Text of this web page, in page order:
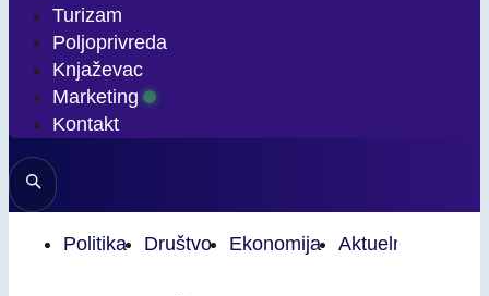
Turizam
Poljoprivreda
Knjaževac
Marketing
Kontakt
Politika Društvo Ekonomija Aktuelnosti